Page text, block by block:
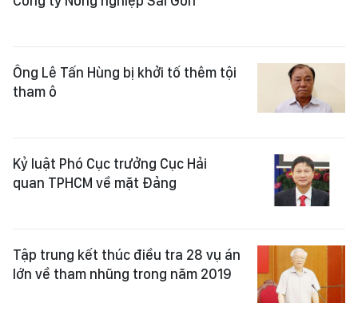
Ông Lê Tấn Hùng bị khởi tố thêm tội
tham ô
Kỷ luật Phó Cục trưởng Cục Hải
quan TPHCM về mặt Đảng
Tập trung kết thúc điều tra 28 vụ án
lớn về tham nhũng trong năm 2019